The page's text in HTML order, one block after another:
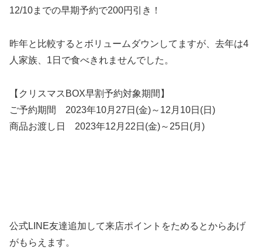
12/10までの早期予約で200円引き！
昨年と比較するとボリュームダウンしてますが、去年は4
人家族、1日で食べきれませんでした。
【クリスマスBOX早割予約対象期間】
ご予約期間 2023年10月27日(金)～12月10日(日)
商品お渡し日 2023年12月22日(金)～25日(月)
公式LINE友達追加して来店ポイントをためるとからあげ
がもらえます。